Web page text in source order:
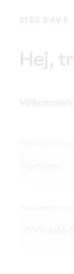
STEG 2 AV 5
Hej,